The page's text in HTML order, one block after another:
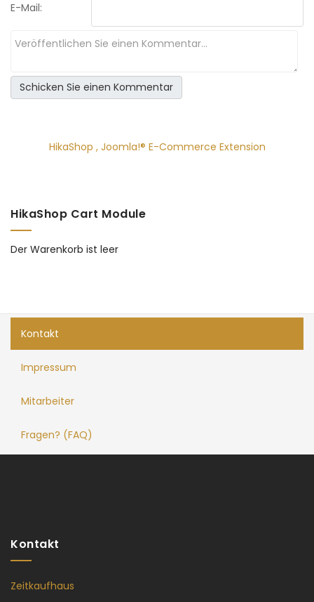
E-Mail:
HikaShop , Joomla!® E-Commerce Extension
HikaShop Cart Module
Der Warenkorb ist leer
Kontakt
Impressum
Mitarbeiter
Fragen? (FAQ)
Kontakt
Zeitkaufhaus